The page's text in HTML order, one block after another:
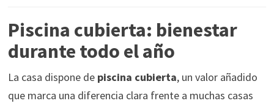
Piscina cubierta: bienestar
durante todo el año
La casa dispone de piscina cubierta, un valor añadido
que marca una diferencia clara frente a muchas casas